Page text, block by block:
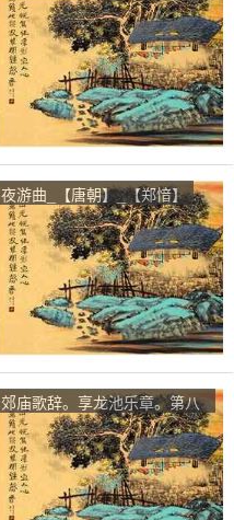
谷之作_【唐朝】_【袁晖】
夜游曲_【唐朝】_【郑愔】
郊庙歌辞。享龙池乐章。第八
章_【唐朝】_【李乂】